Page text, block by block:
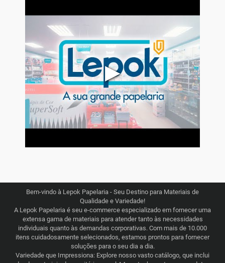
▶
Bem-vindo à Lepok Papelaria - Seu Destino para Materiais de
Qualidade e Variedade!
A Lepok Papelaria é seu e-commerce especializado em fornecer uma
extensa gama de materiais para atender tanto às necessidades
individuais quanto às demandas corporativas. Com mais de 10.000
itens cuidadosamente selecionados, estamos prontos para fornecer
soluções para o seu dia a dia.
Variedade que Impressiona: Explore nosso vasto catálogo, que inclui